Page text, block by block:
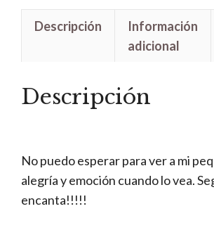
Ball
Gohan
Descripción
Información
adicional
Descripción
No puedo esperar para ver a mi
alegría y emoción cuando lo vea.
encanta!!!!!